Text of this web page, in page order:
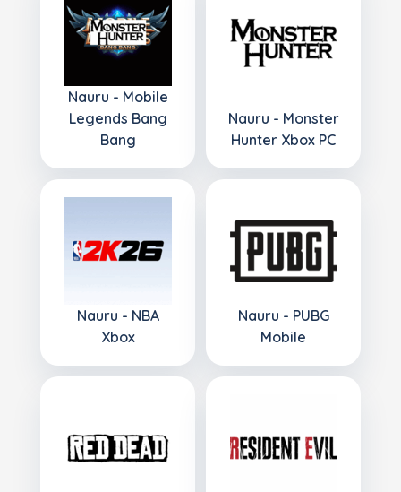
Nauru - Mobile
Legends Bang
Bang
Nauru - Monster
Hunter Xbox PC
Nauru - NBA
Xbox
Nauru - PUBG
Mobile